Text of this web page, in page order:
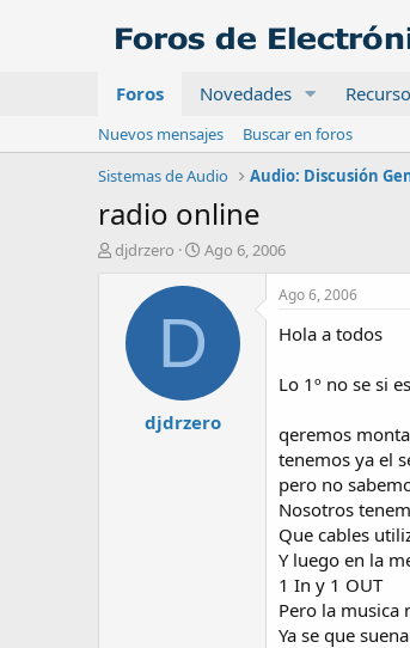
Foros Novedades
Nuevos mensajes
Buscar en foros
Sistemas de Audio
Audio: Discusión
radio online
A
djdrzero
F
c
a
d
i
n
Ago 6, 2006
D
djdrzero
Ago 6, 2006
Hola a todos
Lo 1º no se si
qeremos
tenemos ya el
pero no
Nosotros
Que cables
Y luego en la
1 In y 1 OUT
Pero la musica
Ya se que